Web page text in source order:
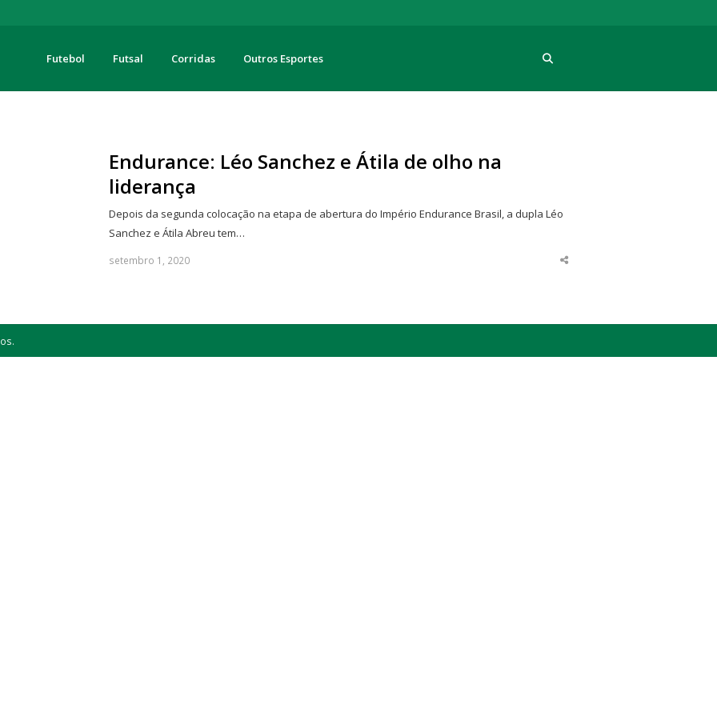
Futebol Futsal Corridas Outros Esportes
Endurance: Léo Sanchez e Átila de olho na
liderança
Depois da segunda colocação na etapa de abertura do Império Endurance Brasil, a dupla Léo
Sanchez e Átila Abreu tem…
setembro 1, 2020
Share